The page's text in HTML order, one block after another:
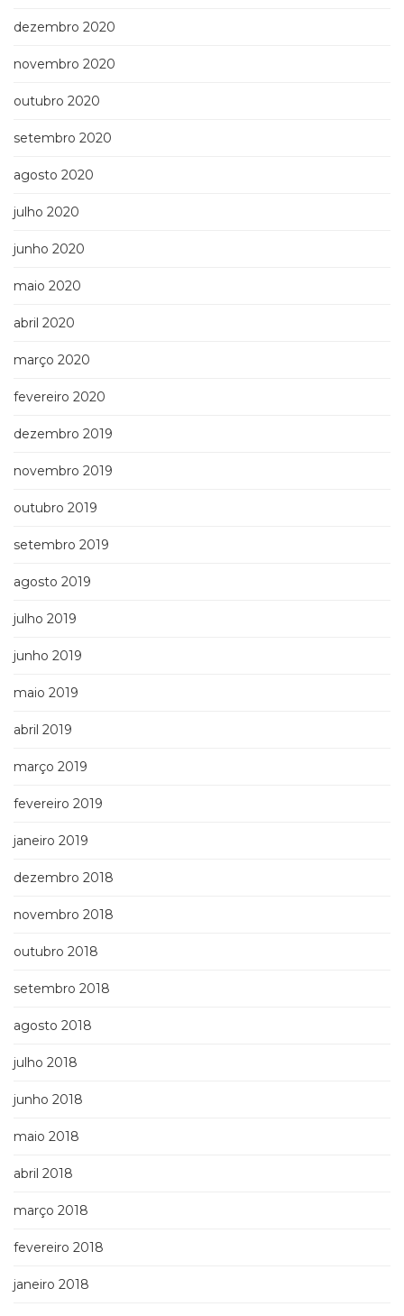
dezembro 2020
novembro 2020
outubro 2020
setembro 2020
agosto 2020
julho 2020
junho 2020
maio 2020
abril 2020
março 2020
fevereiro 2020
dezembro 2019
novembro 2019
outubro 2019
setembro 2019
agosto 2019
julho 2019
junho 2019
maio 2019
abril 2019
março 2019
fevereiro 2019
janeiro 2019
dezembro 2018
novembro 2018
outubro 2018
setembro 2018
agosto 2018
julho 2018
junho 2018
maio 2018
abril 2018
março 2018
fevereiro 2018
janeiro 2018